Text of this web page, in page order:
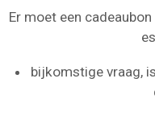
Er moet een
bijkomstige vraag,